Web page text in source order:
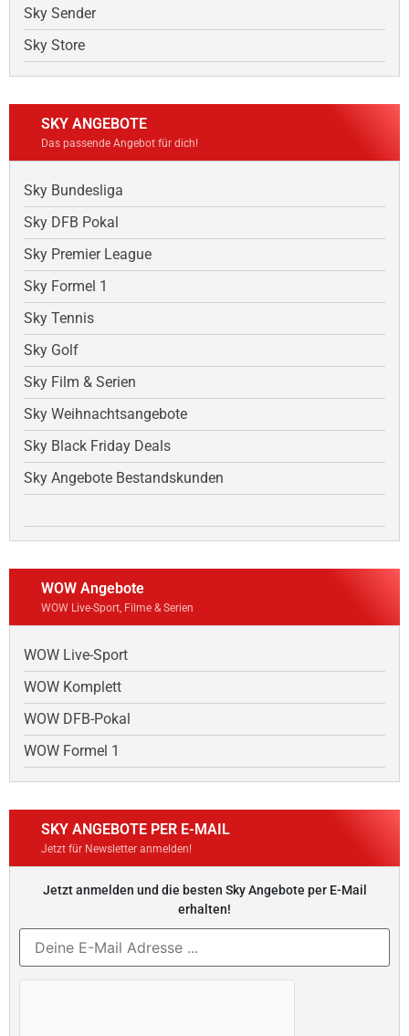
Sky Sender
Sky Store
SKY ANGEBOTE
Das passende Angebot für dich!
Sky Bundesliga
Sky DFB Pokal
Sky Premier League
Sky Formel 1
Sky Tennis
Sky Golf
Sky Film & Serien
Sky Weihnachtsangebote
Sky Black Friday Deals
Sky Angebote Bestandskunden
WOW Angebote
WOW Live-Sport, Filme & Serien
WOW Live-Sport
WOW Komplett
WOW DFB-Pokal
WOW Formel 1
SKY ANGEBOTE PER E-MAIL
Jetzt für Newsletter anmelden!
Jetzt anmelden und die besten Sky Angebote per E-Mail
erhalten!